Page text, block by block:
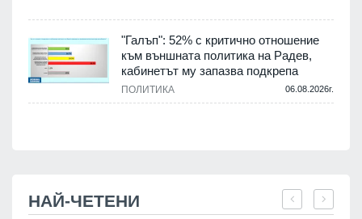
"Галъп": 52% с критично отношение
към външната политика на Радев,
кабинетът му запазва подкрепа
ПОЛИТИКА 06.08.2026г.
НАЙ-ЧЕТЕНИ